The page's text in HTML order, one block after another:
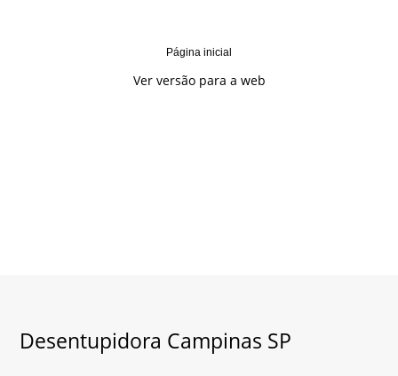
Página inicial
Ver versão para a web
Desentupidora Campinas SP